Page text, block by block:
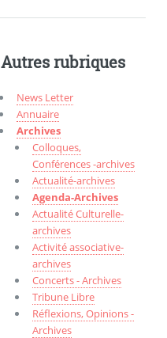
Autres rubriques
News Letter
Annuaire
Archives
Colloques,
Conférences -archives
Actualité-archives
Agenda-Archives
Actualité Culturelle-
archives
Activité associative-
archives
Concerts - Archives
Tribune Libre
Réflexions, Opinions -
Archives